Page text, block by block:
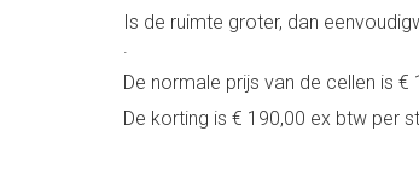
Is de ruimte groter, dan
De normale prijs van de cellen is
De korting is € 190,00 ex btw per